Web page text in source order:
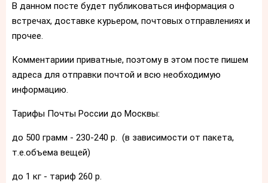
В данном посте будет публиковаться информация о
встречах, доставке курьером, почтовых отправлениях и
прочее.
Комментариии приватные, поэтому в этом посте пишем
адреса для отправки почтой и всю необходимую
информацию.
Тарифы Почты России до Москвы:
до 500 грамм - 230-240 р. (в зависимости от пакета,
т.е.объема вещей)
до 1 кг - тариф 260 р.